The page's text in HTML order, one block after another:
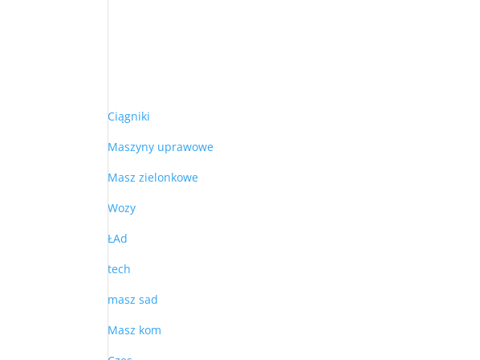
Ciągniki
Maszyny uprawowe
Masz zielonkowe
Wozy
ŁAd
tech
masz sad
Masz kom